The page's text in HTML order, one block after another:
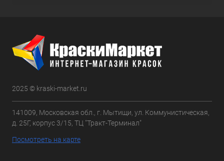
2025 © kraski-market.ru
141009, Московская обл., г. Мытищи, ул. Коммунистическая,
д. 25Г, корпус 3/15, ТЦ "Тракт-Терминал"
Посмотреть на карте